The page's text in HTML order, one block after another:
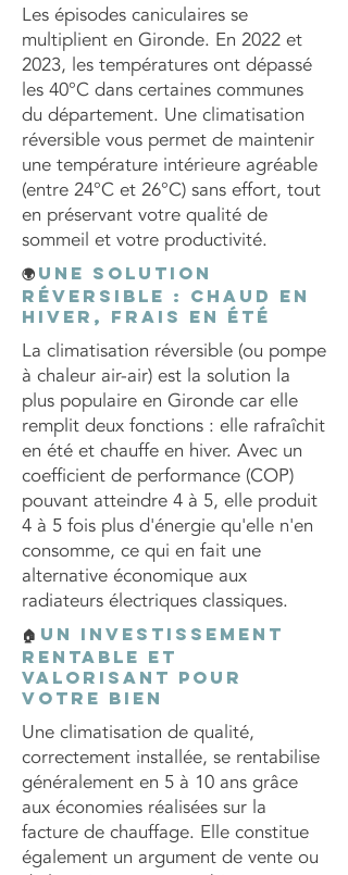
Les épisodes caniculaires se
multiplient en Gironde. En 2022 et
2023, les températures ont dépassé
les 40°C dans certaines communes
du département. Une climatisation
réversible vous permet de maintenir
une température intérieure agréable
(entre 24°C et 26°C) sans effort, tout
en préservant votre qualité de
sommeil et votre productivité.
🌍 Une solution
réversible : chaud en
hiver, frais en été
La climatisation réversible (ou pompe
à chaleur air-air) est la solution la
plus populaire en Gironde car elle
remplit deux fonctions : elle rafraîchit
en été et chauffe en hiver. Avec un
coefficient de performance (COP)
pouvant atteindre 4 à 5, elle produit
4 à 5 fois plus d'énergie qu'elle n'en
consomme, ce qui en fait une
alternative économique aux
radiateurs électriques classiques.
🏠 Un investissement
rentable et
valorisant pour
votre bien
Une climatisation de qualité,
correctement installée, se rentabilise
généralement en 5 à 10 ans grâce
aux économies réalisées sur la
facture de chauffage. Elle constitue
également un argument de vente ou